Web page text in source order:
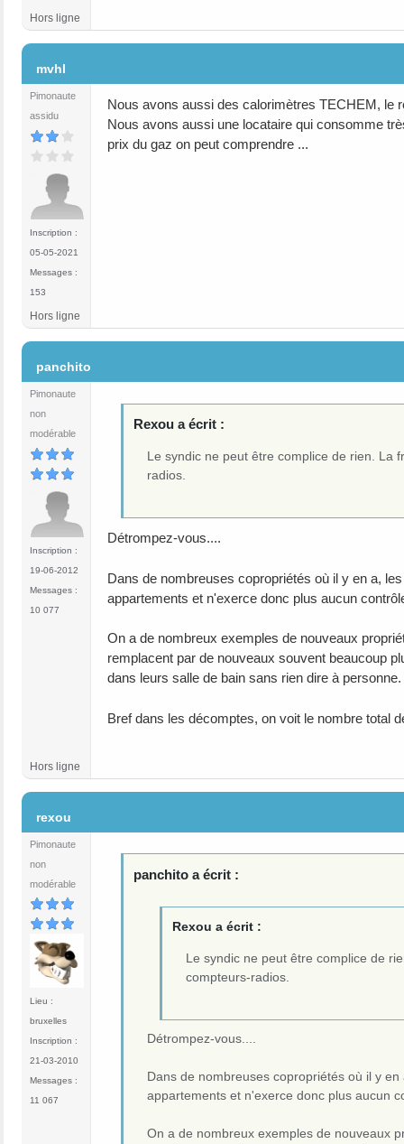
Hors ligne
mvhl
Pimonaute
assidu
Inscription :
05-05-2021
Messages :
153
Nous avons aussi des calorimètres TECHEM, le
Nous avons aussi une locataire qui consomme
prix du gaz on peut comprendre ...
Hors ligne
panchito
Pimonaute
non
modérable
Inscription :
19-06-2012
Messages :
10 077
Rexou a écrit :
Le syndic ne peut être complice de rien. La
radios.
Détrompez-vous....
Dans de nombreuses copropriétés où il y en a,
appartements et n'exerce donc plus aucun
On a de nombreux exemples de nouveaux
remplacent par de nouveaux souvent beaucoup
dans leurs salle de bain sans rien dire à personne.
Bref dans les décomptes, on voit le nombre total
Hors ligne
rexou
Pimonaute
non
modérable
Lieu :
bruxelles
Inscription :
21-03-2010
Messages :
11 067
panchito a écrit :
Rexou a écrit :
Le syndic ne peut être complice de
compteurs-radios.
Détrompez-vous....
Dans de nombreuses copropriétés où il y
appartements et n'exerce donc plus aucun
On a de nombreux exemples de nouveaux